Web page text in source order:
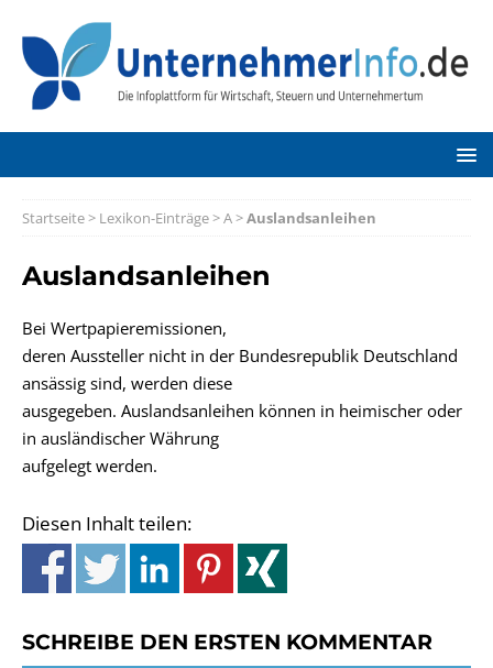
Startseite> Lexikon-Einträge>A>Auslandsanleihen
Auslandsanleihen
Bei Wertpapieremissionen,
deren Aussteller nicht in der Bundesrepublik Deutschland
ansässig sind, werden diese
ausgegeben. Auslandsanleihen können in heimischer oder
in ausländischer Währung
aufgelegt werden.
Diesen Inhalt teilen:
SCHREIBE DEN ERSTEN KOMMENTAR